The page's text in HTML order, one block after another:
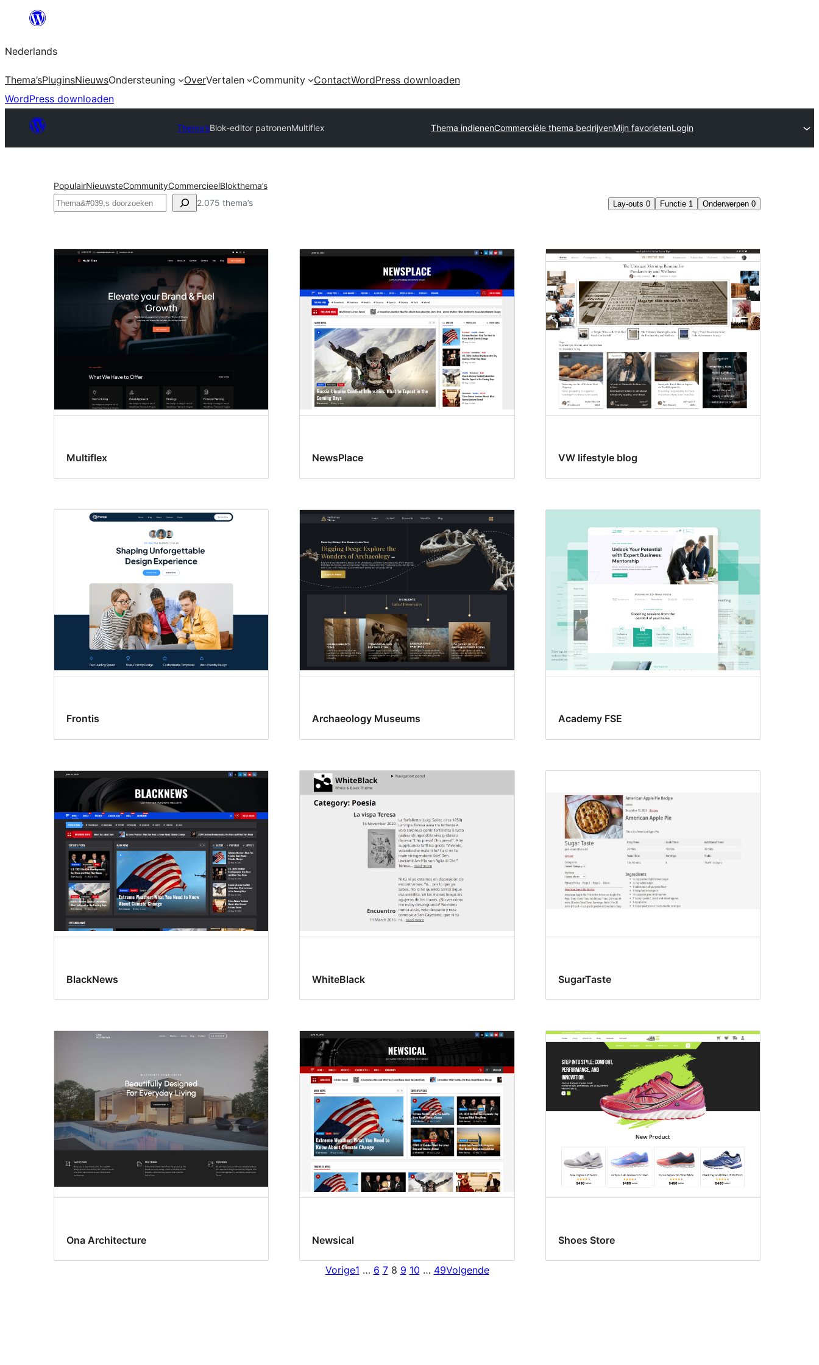
de
inhoud
Nederlands
Thema’sPluginsNieuwsOndersteuning OverVertalen Community ContactWordPress downloaden
WordPress downloaden
Thema’sBlok-editor patronenMultiflex Thema indienenCommerciële thema bedrijvenMijn favorietenLogin
PopulairNieuwsteCommunityCommercieelBlokthema’s
Zoeken 2.075 thema’s Lay-outs 0 Functie 1 Onderwerpen 0
Blok-
Multiflex NewsPlace VW lifestyle blog
Frontis Archaeology Museums Academy FSE
BlackNews WhiteBlack SugarTaste
Ona Architecture Newsical Shoes Store
Vorige1 … 6 7 8 9 10 … 49Volgende